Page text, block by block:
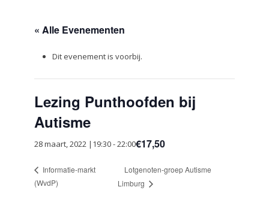
« Alle Evenementen
Dit evenement is voorbij.
Lezing Punthoofden bij
Autisme
28 maart, 2022 |19:30-22:00€17,50
Informatie-markt
(WvdP)
Lotgenoten-groep Autisme
Limburg